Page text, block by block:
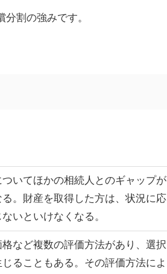
割の強みです。
いてほかの相続人とのギャップが
。財産を取得した方は、状況に応
いといけなくなる。
など複数の評価方法があり、選択
ることもある。その評価方法によ